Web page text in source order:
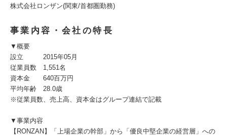
株式会社ロンザン(関東/首都圏勤務)
事業内容・会社の特長
▼概要
設立 2015年05月
従業員数 1,551名
資本金 640百万円
平均年齢 28.0歳
※従業員数、売上高、資本金はグループ連結で記載
▼事業内容
【RONZAN】「上場企業の幹部」から「優良中堅企業の経営層」への